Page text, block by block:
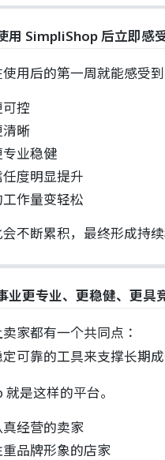
用 SimpliShop 后立即感
用后的第一周就能感受到
控
晰
业稳健
度明显提升
作量变轻松
不断累积，最终形成持续
业更专业、更稳健、更具
家都有一个共同点：
可靠的工具来支撑长期成
是这样的平台。
经营的卖家
品牌形象的店家